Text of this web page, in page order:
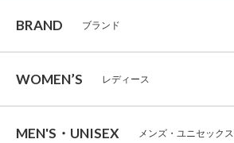
BRAND ブランド
WOMEN’S レディース
MEN'S・UNISEX メンズ・ユニセックス